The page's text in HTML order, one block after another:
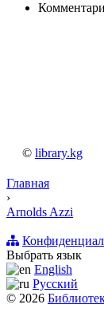
© library.kg
Главная
›
Arnolds Azzi
Выбрать язык
English
Русский
© 2026